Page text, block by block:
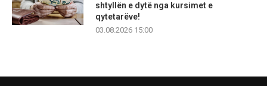
shtyllën e dytë nga kursimet e
qytetarëve!
03.08.2026 15:00